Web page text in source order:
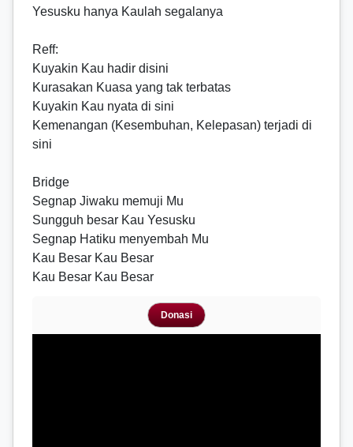
Yesusku hanya Kaulah segalanya
Reff:
Kuyakin Kau hadir disini
Kurasakan Kuasa yang tak terbatas
Kuyakin Kau nyata di sini
Kemenangan (Kesembuhan, Kelepasan) terjadi di
sini
Bridge
Segnap Jiwaku memuji Mu
Sungguh besar Kau Yesusku
Segnap Hatiku menyembah Mu
Kau Besar Kau Besar
Kau Besar Kau Besar
Donasi